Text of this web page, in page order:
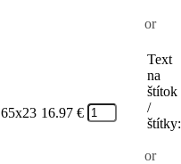
or
65x23 16.97 €
Text
na
štítok
/
štítky:
or